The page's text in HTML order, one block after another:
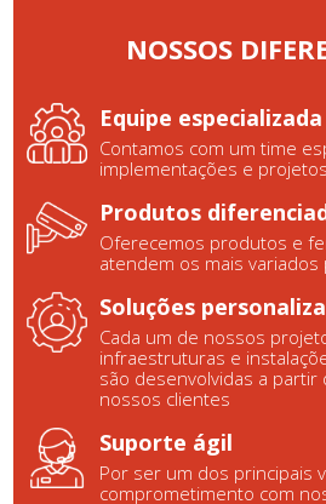
NOSSOS
Equipe especializada
Contamos com um time
implementações e
Produtos
Oferecemos produtos e
atendem os mais variados
Soluções
Cada um de nossos
infraestruturas e
são desenvolvidas a
nossos clientes
Suporte ágil
Por ser um dos principais
comprometimento com